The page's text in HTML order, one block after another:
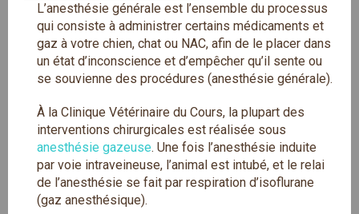
L’anesthésie générale est l’ensemble du processus
qui consiste à administrer certains médicaments et
gaz à votre chien, chat ou NAC, afin de le placer dans
un état d’inconscience et d’empêcher qu’il sente ou
se souvienne des procédures (anesthésie générale).
À la Clinique Vétérinaire du Cours, la plupart des
interventions chirurgicales est réalisée sous
anesthésie gazeuse. Une fois l’anesthésie induite
par voie intraveineuse, l’animal est intubé, et le relai
de l’anesthésie se fait par respiration d’isoflurane
(gaz anesthésique).